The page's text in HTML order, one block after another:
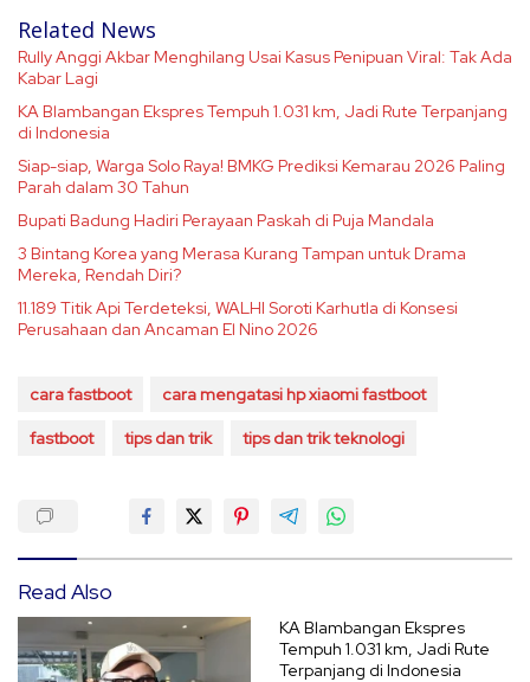
Related News
Rully Anggi Akbar Menghilang Usai Kasus Penipuan Viral: Tak Ada
Kabar Lagi
KA Blambangan Ekspres Tempuh 1.031 km, Jadi Rute Terpanjang
di Indonesia
Siap-siap, Warga Solo Raya! BMKG Prediksi Kemarau 2026 Paling
Parah dalam 30 Tahun
Bupati Badung Hadiri Perayaan Paskah di Puja Mandala
3 Bintang Korea yang Merasa Kurang Tampan untuk Drama
Mereka, Rendah Diri?
11.189 Titik Api Terdeteksi, WALHI Soroti Karhutla di Konsesi
Perusahaan dan Ancaman El Nino 2026
cara fastboot cara mengatasi hp xiaomi fastboot
fastboot tips dan trik tips dan trik teknologi
Read Also
KA Blambangan Ekspres
Tempuh 1.031 km, Jadi Rute
Terpanjang di Indonesia